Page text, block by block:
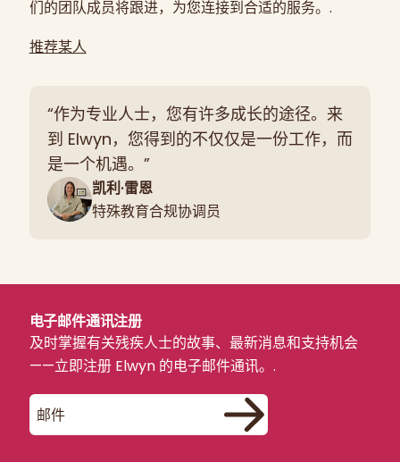
们的团队成员将跟进，为您连接到合适的服务。.
推荐某人
“作为专业人士，您有许多成长的途径。来
到 Elwyn，您得到的不仅仅是一份工作，而
是一个机遇。”
凯利·雷恩
特殊教育合规协调员
电子邮件通讯注册
及时掌握有关残疾人士的故事、最新消息和支持机会
——立即注册 Elwyn 的电子邮件通讯。.